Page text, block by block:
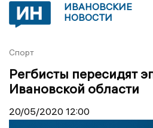
ИВАНОВСКИЕ
НОВОСТИ
Спорт
Регбисты пересидят
Ивановской области
20/05/2020 12:00